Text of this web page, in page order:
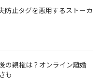
防止タグを悪用するストーカ
の親権は？オンライン離婚
も